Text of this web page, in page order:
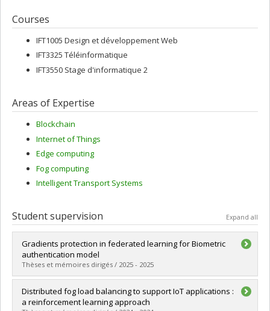
Courses
IFT1005 Design et développement Web
IFT3325 Téléinformatique
IFT3550 Stage d'informatique 2
Areas of Expertise
Blockchain
Internet of Things
Edge computing
Fog computing
Intelligent Transport Systems
Student supervision Expand all
Gradients protection in federated learning for Biometric
authentication model
Thèses et mémoires dirigés / 2025 - 2025
Graduate :Kasravi Mavi, Yalda
Cycle :Master's
Distributed fog load balancing to support IoT applications :
a reinforcement learning approach